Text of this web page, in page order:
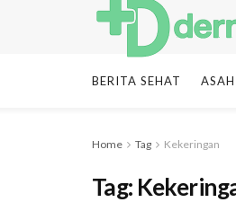
BERITA SEHAT
Home Tag Kekeringan
Tag: